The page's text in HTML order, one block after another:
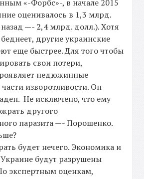
«-Форбс»-, в начале 2015
оценивалось в 1,3 млрд.
—- 2,4 млрд. долл.). Хотя
другие украинские
еще быстрее. Для того чтобы
свои потери,
недюжинные
изворотливости. Он
Не исключено, что ему
другого
паразита —- Порошенко.
будет нечего. Экономика и
будут разрушены
экспертным оценкам,